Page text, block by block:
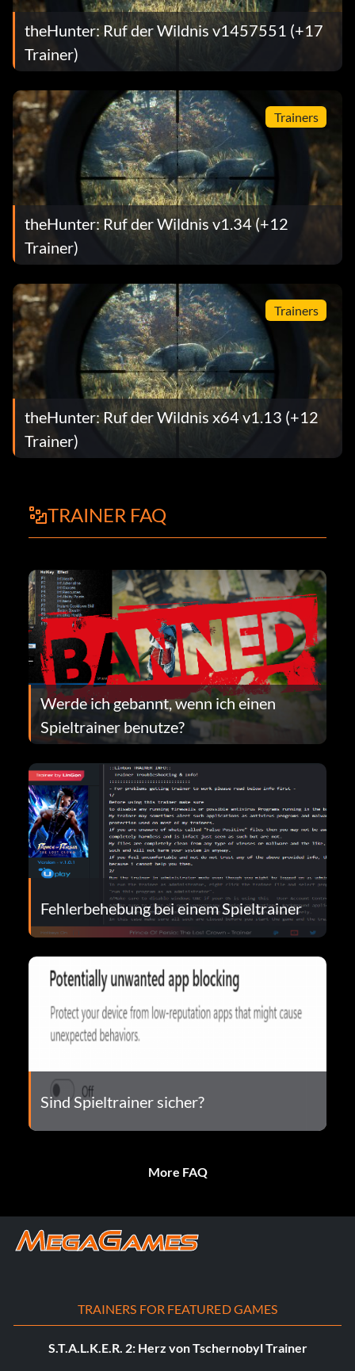
theHunter: Ruf der Wildnis v1457551 (+17
Trainer)
Trainers
theHunter: Ruf der Wildnis v1.34 (+12
Trainer)
Trainers
theHunter: Ruf der Wildnis x64 v1.13 (+12
Trainer)
TRAINER FAQ
Werde ich gebannt, wenn ich einen
Spieltrainer benutze?
Fehlerbehebung bei einem Spieltrainer
Sind Spieltrainer sicher?
More FAQ
TRAINERS FOR FEATURED GAMES
S.T.A.L.K.E.R. 2: Herz von Tschernobyl Trainer